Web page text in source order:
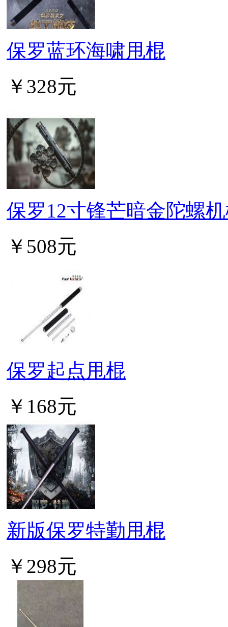
保罗蓝环海啸甩棍
￥328元
保罗12寸锋芒暗金陀螺
￥508元
保罗起点甩棍
￥168元
新版保罗特勤甩棍
￥298元